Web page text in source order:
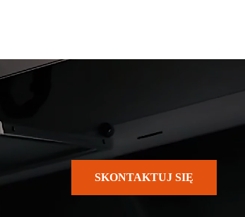
SKONTAKTUJ SIĘ